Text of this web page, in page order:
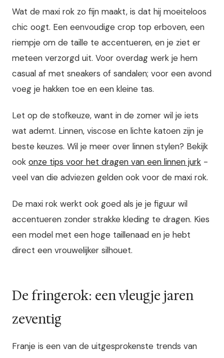
Wat de maxi rok zo fijn maakt, is dat hij moeiteloos
chic oogt. Een eenvoudige crop top erboven, een
riempje om de taille te accentueren, en je ziet er
meteen verzorgd uit. Voor overdag werk je hem
casual af met sneakers of sandalen; voor een avond
voeg je hakken toe en een kleine tas.
Let op de stofkeuze, want in de zomer wil je iets
wat ademt. Linnen, viscose en lichte katoen zijn je
beste keuzes. Wil je meer over linnen stylen? Bekijk
ook onze tips voor het dragen van een linnen jurk -
veel van die adviezen gelden ook voor de maxi rok.
De maxi rok werkt ook goed als je je figuur wil
accentueren zonder strakke kleding te dragen. Kies
een model met een hoge taillenaad en je hebt
direct een vrouwelijker silhouet.
De fringerok: een vleugje jaren
zeventig
Franje is een van de uitgesprokenste trends van